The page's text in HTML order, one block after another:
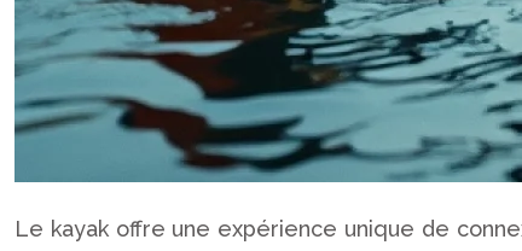
Le kayak offre une expérience unique de